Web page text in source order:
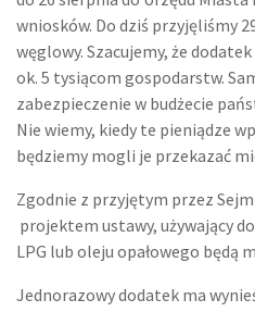
wniosków. Do dziś przyjęliśmy
węglowy. Szacujemy, że
ok. 5 tysiącom gospodarstw.
zabezpieczenie w budżecie
Nie wiemy, kiedy te pieniądze
będziemy mogli je przekazać
Zgodnie z przyjętym przez Sejm
projektem ustawy, używający
LPG lub oleju opałowego będą
Jednorazowy dodatek ma